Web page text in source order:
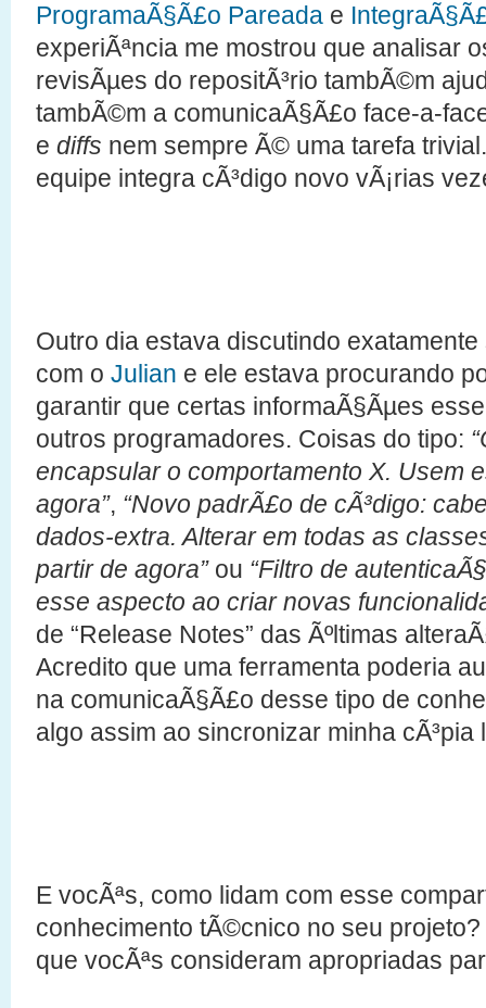
ProgramaÃ§Ã£o Pareada e
experiÃªncia me mostrou que analisar
revisÃµes do repositÃ³rio tambÃ©m
tambÃ©m a comunicaÃ§Ã£o face-a-
e diffs nem sempre Ã© uma tarefa
equipe integra cÃ³digo novo vÃ¡rias
Outro dia estava discutindo
com o Julian e ele estava procurando
garantir que certas informaÃ§Ãµes
outros programadores. Coisas do tipo:
encapsular o comportamento X. Usem
agora”, “Novo padrÃ£o de cÃ³digo:
dados-extra. Alterar em todas as
partir de agora”ou “Filtro de
esse aspecto ao criar novas
de “Release Notes” das Ãºltimas
Acredito que uma ferramenta poderia
na comunicaÃ§Ã£o desse tipo de
algo assim ao sincronizar minha cÃ³pia
E vocÃªs, como lidam com esse
conhecimento tÃ©cnico no seu
que vocÃªs consideram apropriadas